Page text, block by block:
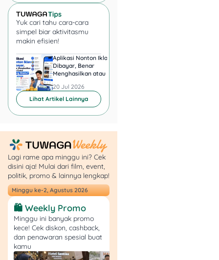
5. Cashback 25%
dengan Bank Ganesha
Nikmatin makan favorit di
Subway makin hemat
dengan bayar pakai
NEW BANGGA dari Bank
Ganesha. Ada cashback
menarik setiap bulan yang
bikin transaksi kamu jadi
lebih cuan!
Yuk cari tahu cara-cara
simpel biar aktivitasmu
makin efisien!
Aplikasi Nonton Iklan
Dibayar, Benar
Menghasilkan atau Cuma
20 Jul 2026
Lihat Artikel Lainnya
Lagi rame apa minggu ini? Cek
disini aja! Mulai dari film, event,
politik, promo & lainnya lengkap!
Minggu ke-2, Agustus 2026
🛍️ Weekly Promo
Minggu ini banyak promo
kece! Cek diskon, cashback,
dan penawaran spesial buat
kamu